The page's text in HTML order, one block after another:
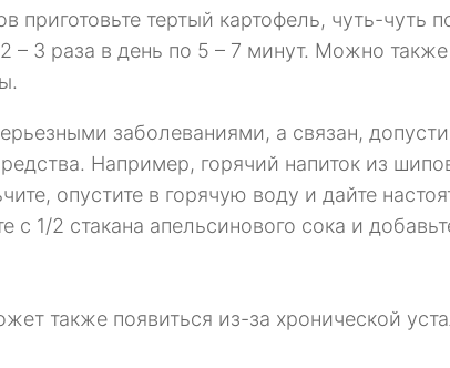
приготовьте тертый картофель, чуть-чуть
– 3 раза в день по 5 – 7 минут. Можно также
заболеваниями, а связан,
Например, горячий напиток из
опустите в горячую воду и дайте
1/2 стакана апельсинового сока и
также появиться из-за хронической